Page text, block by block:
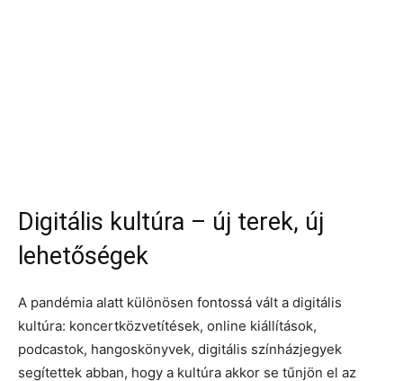
Digitális kultúra – új terek, új
lehetőségek
A pandémia alatt különösen fontossá vált a digitális
kultúra: koncertközvetítések, online kiállítások,
podcastok, hangoskönyvek, digitális színházjegyek
segítettek abban, hogy a kultúra akkor se tűnjön el az